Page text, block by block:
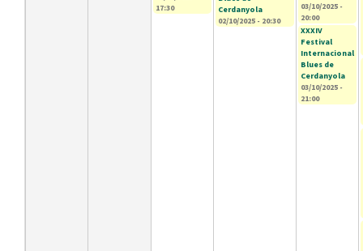
17:30
Cerdanyola
02/10/2025 - 20:30
03/10/2025 -
20:00
XXXIV
Festival
Internacional
Blues de
Cerdanyola
03/10/2025 -
21:00